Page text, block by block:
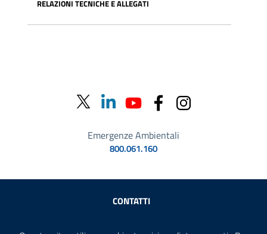
RELAZIONI TECNICHE E ALLEGATI
Emergenze Ambientali
800.061.160
Sezione Link Utili
CONTATTI